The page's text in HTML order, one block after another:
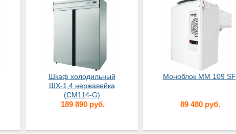
Шкаф холодильный
ШХ-1,4 нержавейка
(СМ114-G)
189 890 руб.
Моноблок МM 109 SF
89 480 руб.